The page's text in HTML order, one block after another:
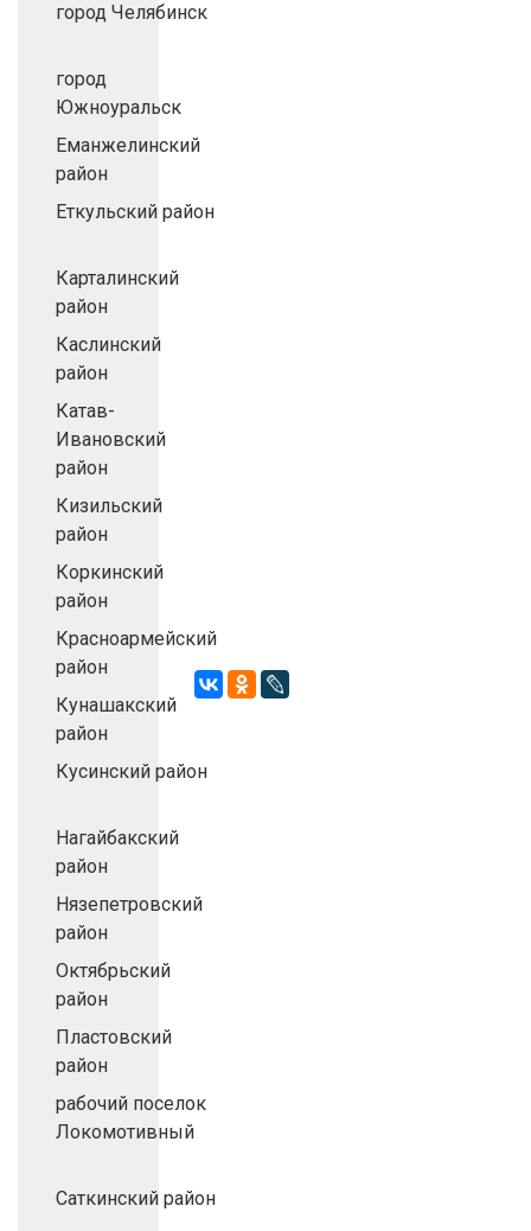
город Челябинск
город
Южноуральск
Еманжелинский
район
Еткульский район
Карталинский
район
Каслинский
район
Катав-
Ивановский
район
Кизильский
район
Коркинский
район
Красноармейский
район
Кунашакский
район
Кусинский район
Нагайбакский
район
Нязепетровский
район
Октябрьский
район
Пластовский
район
рабочий поселок
Локомотивный
Саткинский район